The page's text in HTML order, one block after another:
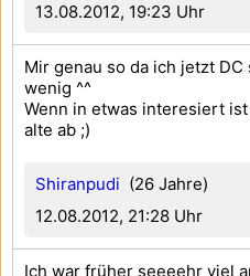
13.08.2012, 19:23 Uhr
Shiranpudi (26 Jahre)
12.08.2012, 21:28 Uhr
Mir genau so da ich jetzt
wenig ^^
Wenn in etwas interesiert
alte ab ;)
Ich war früher seeeehr viel